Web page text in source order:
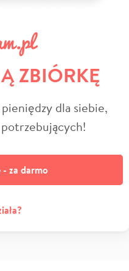
ZBIÓRKĘ
pieniędzy dla siebie,
za darmo